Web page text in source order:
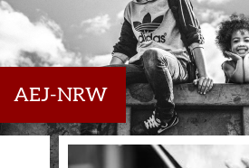
AEJ-NRW